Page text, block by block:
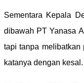
Sementara Kepala
dibawah PT Yanasa
tapi tanpa melibatkan
katanya dengan